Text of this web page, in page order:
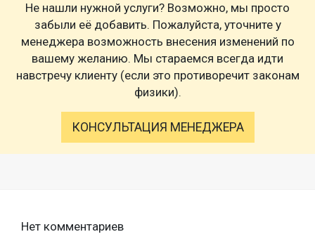
Не нашли нужной услуги? Возможно, мы просто
забыли её добавить. Пожалуйста, уточните у
менеджера возможность внесения изменений по
вашему желанию. Мы стараемся всегда идти
навстречу клиенту (если это противоречит законам
физики).
КОНСУЛЬТАЦИЯ МЕНЕДЖЕРА
Нет комментариев